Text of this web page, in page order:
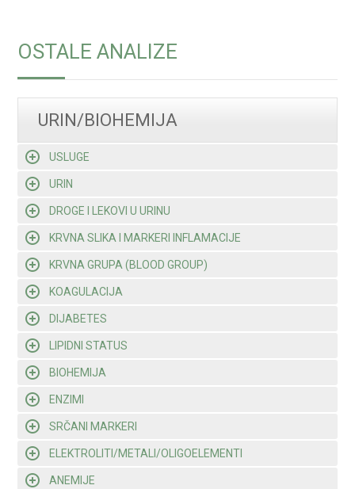
OSTALE ANALIZE
URIN/BIOHEMIJA
USLUGE
URIN
DROGE I LEKOVI U URINU
KRVNA SLIKA I MARKERI INFLAMACIJE
KRVNA GRUPA (BLOOD GROUP)
KOAGULACIJA
DIJABETES
LIPIDNI STATUS
BIOHEMIJA
ENZIMI
SRČANI MARKERI
ELEKTROLITI/METALI/OLIGOELEMENTI
ANEMIJE